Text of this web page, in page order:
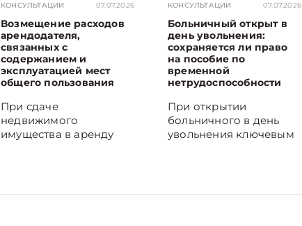
КОНСУЛЬТАЦИИ 07.07.2026
Возмещение расходов
арендодателя,
связанных с
содержанием и
эксплуатацией мест
общего пользования
При сдаче
недвижимого
имущества в аренду
КОНСУЛЬТАЦИИ 07.07.2026
Больничный открыт в
день увольнения:
сохраняется ли право
на пособие по
временной
нетрудоспособности
При открытии
больничного в день
увольнения ключевым